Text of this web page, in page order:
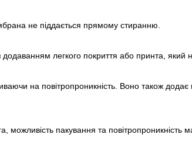
не піддається прямому стиранню.
легкого покриття або принта,
на повітропроникність. Воно також додає
пакування та повітропроникність